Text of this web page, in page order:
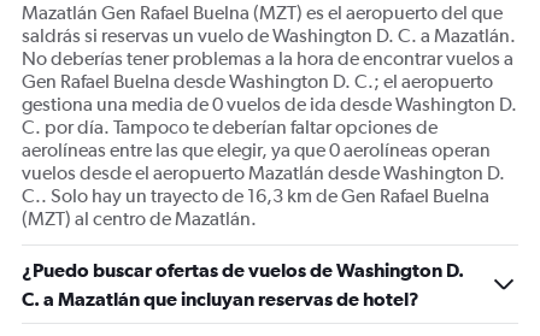
Mazatlán Gen Rafael Buelna (MZT) es el aeropuerto del que
saldrás si reservas un vuelo de Washington D. C. a Mazatlán.
No deberías tener problemas a la hora de encontrar vuelos a
Gen Rafael Buelna desde Washington D. C.; el aeropuerto
gestiona una media de 0 vuelos de ida desde Washington D.
C. por día. Tampoco te deberían faltar opciones de
aerolíneas entre las que elegir, ya que 0 aerolíneas operan
vuelos desde el aeropuerto Mazatlán desde Washington D.
C.. Solo hay un trayecto de 16,3 km de Gen Rafael Buelna
(MZT) al centro de Mazatlán.
¿Puedo buscar ofertas de vuelos de Washington D.
C. a Mazatlán que incluyan reservas de hotel?